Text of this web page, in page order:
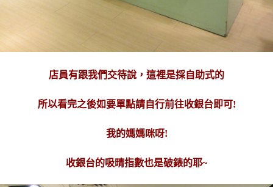
店員有跟我們交待說，這裡是採自助式的
所以看完之後如要單點請自行前往收銀台即可!
我的媽媽咪呀!
收銀台的吸晴指數也是破錶的耶~